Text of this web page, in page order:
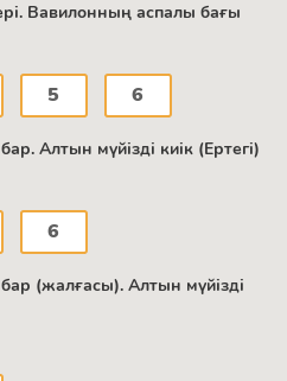
Вавилонның аспалы бағы
5 6
Алтын мүйізді киік (Ертегі)
6
(жалғасы). Алтын мүйізді